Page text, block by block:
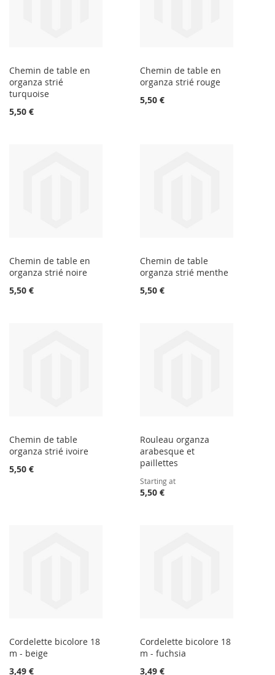
Chemin de table en
organza strié
turquoise
5,50 €
Chemin de table en
organza strié rouge
5,50 €
Chemin de table en
organza strié noire
5,50 €
Chemin de table
organza strié menthe
5,50 €
Chemin de table
organza strié ivoire
5,50 €
Rouleau organza
arabesque et
paillettes
Starting at
5,50 €
Cordelette bicolore 18
m - beige
3,49 €
Cordelette bicolore 18
m - fuchsia
3,49 €